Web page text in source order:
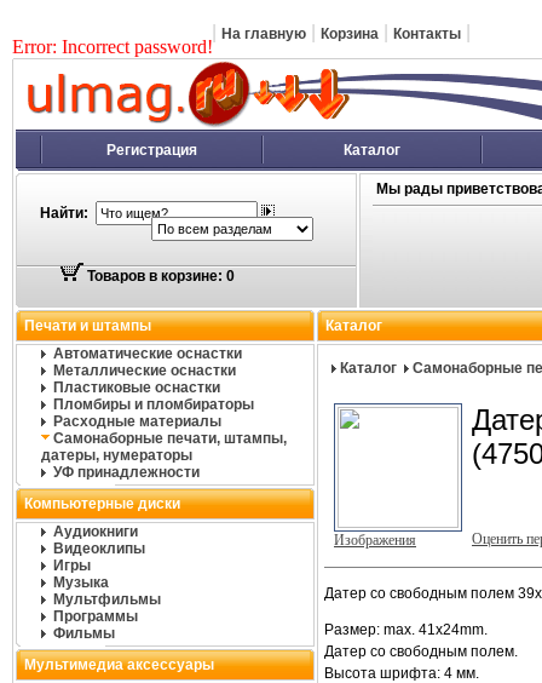
Error: Incorrect password!
На главную Корзина Контакты
Регистрация Каталог
Найти:
Товаров в корзине: 0
Мы рады
Печати и штампы
Автоматические оснастки
Металлические оснастки
Пластиковые оснастки
Пломбиры и пломбираторы
Расходные материалы
Самонаборные печати, штампы,
датеры, нумераторы
УФ принадлежности
Компьютерные диски
Аудиокниги
Видеоклипы
Игры
Музыка
Мультфильмы
Программы
Фильмы
Мультимедиа аксессуары
Каталог
Каталог Самонаборные
Изображения Оценить
Датер со свободным полем
Размер: max. 41x24mm.
Датер со свободным полем.
Высота шрифта: 4 мм.